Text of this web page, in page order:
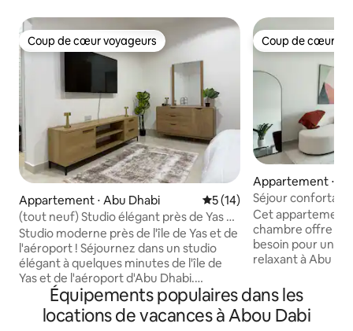
Coup de cœur voyageurs
Coup de cœur voyageurs
Appartement ⋅ Abu Dhabi Évaluation moyenne sur la
5 (14)
(tout neuf) Studio élégant près de Yas et
de l'aéroport
Studio moderne près de l'île de Yas et de
l'aéroport ! Séjournez dans un studio
élégant à quelques minutes de l'île de
Yas et de l'aéroport d'Abu Dhabi.
Marchez jusqu'à l'arrêt d'autobus, aux
restaurants et à un hypermarché.
Profitez d'un espace confortable et
Coup de cœur
Coup de cœur
Appartement ⋅
Séjour
gratuit à la plage
Cet appartement
chambre offre
besoin pour un
relaxant à Abu
qualité, il se
2 minutes à pied
promenade
Équipements populaires dans les
locations de vacances à Abou Dabi